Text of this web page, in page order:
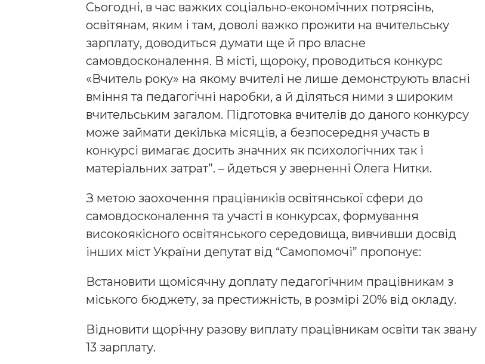
Сьогодні, в час важких соціально-економічних потрясінь,
освітянам, яким і там, доволі важко прожити на вчительську
зарплату, доводиться думати ще й про власне
самовдосконалення. В місті, щороку, проводиться конкурс
«Вчитель року» на якому вчителі не лише демонструють власні
вміння та педагогічні наробки, а й діляться ними з широким
вчительським загалом. Підготовка вчителів до даного конкурсу
може займати декілька місяців, а безпосередня участь в
конкурсі вимагає досить значних як психологічних так і
матеріальних затрат”. – йдеться у зверненні Олега Нитки.
З метою заохочення працівників освітянської сфери до
самовдосконалення та участі в конкурсах, формування
високоякісного освітянського середовища, вивчивши досвід
інших міст України депутат від “Самопомочі” пропонує:
Встановити щомісячну доплату педагогічним працівникам з
міського бюджету, за престижність, в розмірі 20% від окладу.
Відновити щорічну разову виплату працівникам освіти так звану
13 зарплату.